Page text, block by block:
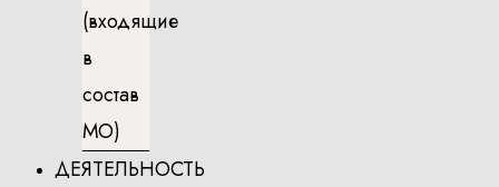
(входящие
в
состав
МО)
ДЕЯТЕЛЬНОСТЬ